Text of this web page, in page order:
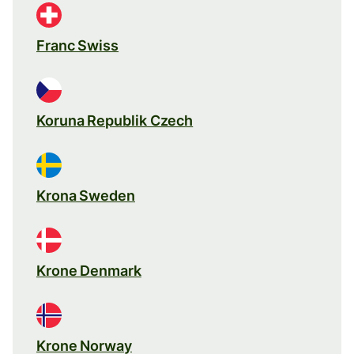
Franc Swiss
Koruna Republik Czech
Krona Sweden
Krone Denmark
Krone Norway